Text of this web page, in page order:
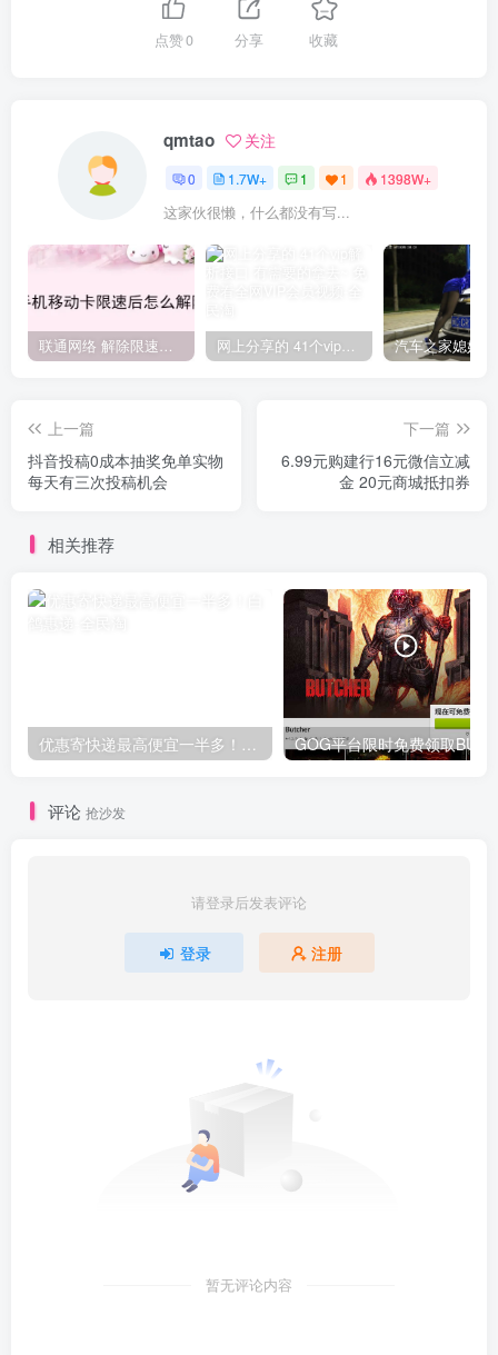
点赞0 分享 收藏
qmtao 关注
0 1.7W+ 1 1 1398W+
这家伙很懒，什么都没有写...
联通网络 解除限速方法参考！畅享、畅玩、老白干等及其它地区自测了 网上分享的 41个vip解析接口 有需要的拿去~ 免费看全网VIP会员视频
上一篇
抖音投稿0成本抽奖免单实物
每天有三次投稿机会
下一篇
6.99元购建行16元微信立减
金 20元商城抵扣券
相关推荐
优惠寄快递最高便宜一半多！白鸽惠递
评论 抢沙发
请登录后发表评论
登录 注册
暂无评论内容